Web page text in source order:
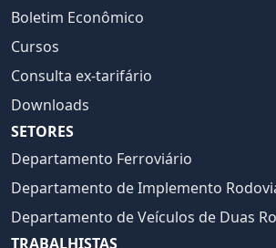
Boletim Econômico
Cursos
Consulta ex-tarifário
Downloads
SETORES
Departamento Ferroviário
Departamento de Implemento
Departamento de Veículos de Duas
TRABALHISTAS